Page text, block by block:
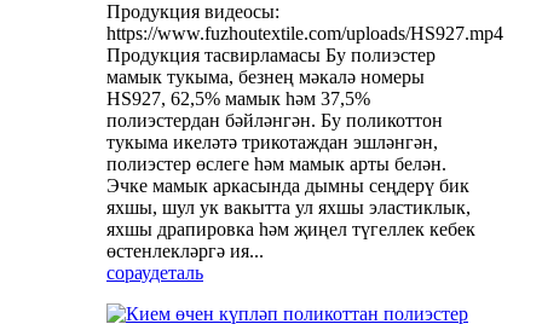
Продукция видеосы:
https://www.fuzhoutextile.com/uploads/HS927.mp4
Продукция тасвирламасы Бу полиэстер
мамык тукыма, безнең мәкалә номеры
HS927, 62,5% мамык һәм 37,5%
полиэстердан бәйләнгән. Бу поликоттон
тукыма икеләтә трикотаждан эшләнгән,
полиэстер өслеге һәм мамык арты белән.
Эчке мамык аркасында дымны сеңдерү бик
яхшы, шул ук вакытта ул яхшы эластиклык,
яхшы драпировка һәм җиңел түгеллек кебек
өстенлекләргә ия...
сораудеталь